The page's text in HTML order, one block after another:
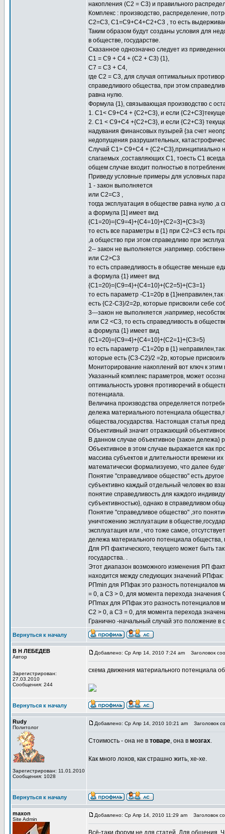
накопления (С2 = С3) и правильного
Комплекс : производство, распределение,
С2=С3, С1=С9+С4+С2+С3 , то есть
Таким образом будут созданы условия для
в обществе, государстве.
Сказанное однозначно следует из
С1 = С9 + С4 + (С2 + С3) {1},
С7 = С3 + С4,
где С2 = С3, для случая оптимальных
справедливого общества, при этом
равна нулю.
Формула {1}, связывающая производство с
1. С1< C9+C4 + {С2+С3}, и если
2. С1 < С9+С4 +{С2+C3}, и если {С2+С3}
надувания финансовых пузырей {за счет
недопущения разрушительных,
Cлучай С1> C9+C4 + {С2+С3},принципиально
слагаемых ,составляющих С1, тоесть С1
общем случае входит полностью в
Приведу условные примеры для условных
1 - закон выполняется
или С2=С3 ,
тогда эксплуатация в обществе равна нулю
а формула [1] имеет вид
{C1=20}={C9=4}+{C4=10}+{C2=3}+{C3=3}
то есть все параметры в {1} при С2=С3 есть
,а общество при этом справедливо при
2-- закон не выполняется ,например.
или С2>C3
то есть справедливость в обществе меньше
а формула {1} имеет вид
{С1=20}={С9=4}+{С4=10}+{С2=5}+{С3=1}
то есть параметр -С1=20р в
есть {С2-С3}/2=2р, которые присвоили себе
3---закон не выполняется ,например,
или С2 <С3, то есть справедливость в
а формула {1} имеет вид
{С1=20}={С9=4}+{С4=10}+{С2=1}+{С3=5}
то есть параметр -С1=20р в {1}
которые есть {С3-С2}/2 =2р, которые
Мониторирование накоплений вот ключ к
Указанный комплекс параметров, может
оптимальность уровня противоречий в
потенциала.
Величина производства определяется
дележа материального потенциала
общества,государства. Настоящая статья
Объективный значит отражающий
В данном случае объективное {закон дележа}
Объективное в этом случае выражается как
массива субъектов и длительности времени
математически формализуемо, что далее
Понятие "справедливое общество" есть
субъективно каждый отдельный человек во
понятие справедливость для каждого
субъективностью}, однако в справедливом
Понятие "справедливое общество" ,это
уничтожению эксплуатации в
эксплуатация или , что тоже самое,
дележа материального потенциала общества,
Для РП фактического, текущего может быть
государства. .
Этот диапазон возможного изменения РП
находится между следующих значений
РПmin для РПфак это разность потенциалов
= 0, а С3 > 0, для момента перехода значения
РПmax для РПфак это разность потенциалов
С2 > 0, а С3 = 0, для момента перехода
Гранично -начальный случай это положение в
Вернуться к началу
В Н ЛЕБЕДЕВ
Автор
Зарегистрирован:
27.03.2010
Сообщения: 244
Добавлено: Ср Апр 14, 2010 7:24 am Заголовок
схема движения материального потенциала
Вернуться к началу
Rudy
Политолог
Зарегистрирован: 11.01.2010
Сообщения: 1028
Добавлено: Ср Апр 14, 2010 10:21 am Заголовок
Стоимость - она не в товаре, она в мозгах.
Как много лохов, как страшно жить, хе-хе.
Вернуться к началу
maxon
Site Admin
Добавлено: Ср Апр 14, 2010 11:29 am Заголовок
Всё-таки форум не для статей. Для общения.